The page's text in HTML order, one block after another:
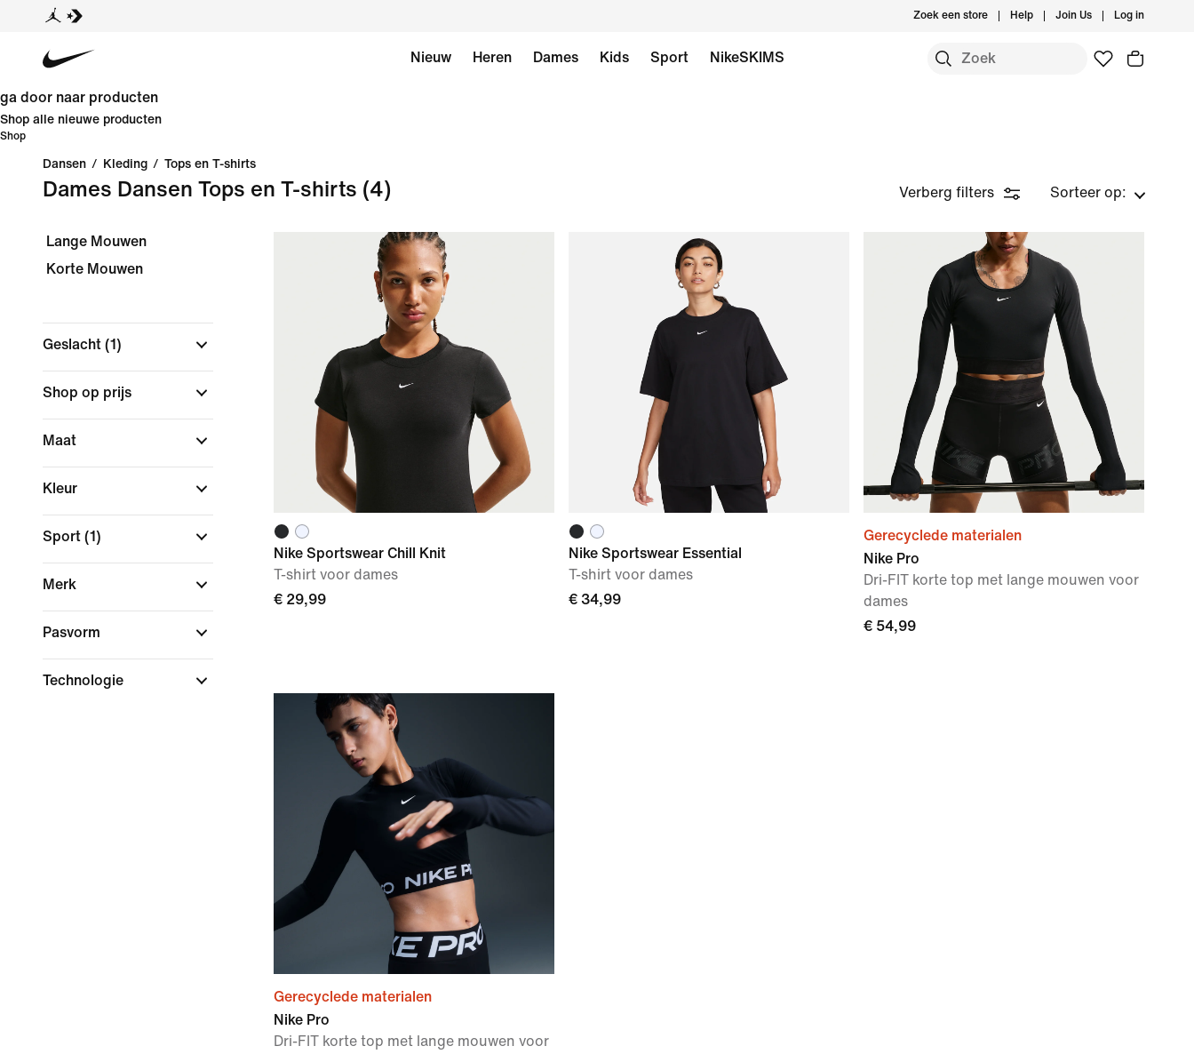
Zoek een store Help Join Us Log in
Nieuw Heren Dames Kids Sport NikeSKIMS
ga door naar producten
Shop alle nieuwe producten
Shop
Dansen / Kleding / Tops en T-shirts
Dames Dansen Tops en T-shirts (4) Verberg filters Sorteer op:
Lange Mouwen
Korte Mouwen
Geslacht (1)
Shop op prijs
Maat
Kleur
Sport (1)
Merk
Pasvorm
Technologie
Nike Sportswear Chill Knit
T-shirt voor dames
€ 29,99
Nike Sportswear Essential
T-shirt voor dames
€ 34,99
Gerecyclede materialen
Nike Pro
Dri-FIT korte top met lange mouwen voor
dames
€ 54,99
Gerecyclede materialen
Nike Pro
Dri-FIT korte top met lange mouwen voor